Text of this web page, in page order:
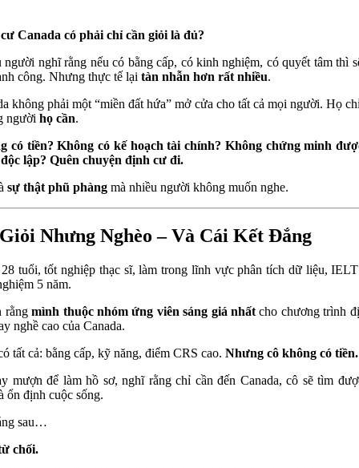
Canada có phải chỉ cần giỏi là đủ?
người nghĩ rằng nếu có bằng cấp, có kinh nghiệm, có quyết tâm thì
công. Nhưng thực tế lại tàn nhẫn hơn rất nhiều.
không phải một “miền đất hứa” mở cửa cho tất cả mọi người. Họ
người họ cần.
có tiền? Không có kế hoạch tài chính? Không chứng minh
lập? Quên chuyện định cư đi.
sự thật phũ phàng mà nhiều người không muốn nghe.
Nhưng Nghèo – Và Cái Kết Đắng
tuổi, tốt nghiệp thạc sĩ, làm trong lĩnh vực phân tích dữ liệu,
5 năm.
rằngmình thuộc nhóm ứng viên sáng giá nhất cho chương trình
nghề cao của Canada.
tất cả: bằng cấp, kỹ năng, điểm CRS cao. Nhưng cô không có tiền.
mượn để làm hồ sơ, nghĩ rằng chỉ cần đến Canada, cô sẽ tìm
ổn định cuộc sống.
sau…
chối.